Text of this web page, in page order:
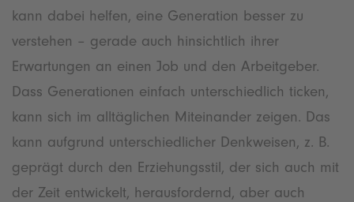
kann dabei helfen, eine Generation besser zu
verstehen – gerade auch hinsichtlich ihrer
Erwartungen an einen Job und den Arbeitgeber.
Dass Generationen einfach unterschiedlich ticken,
kann sich im alltäglichen Miteinander zeigen. Das
kann aufgrund unterschiedlicher Denkweisen, z. B.
geprägt durch den Erziehungsstil, der sich auch mit
der Zeit entwickelt, herausfordernd, aber auch